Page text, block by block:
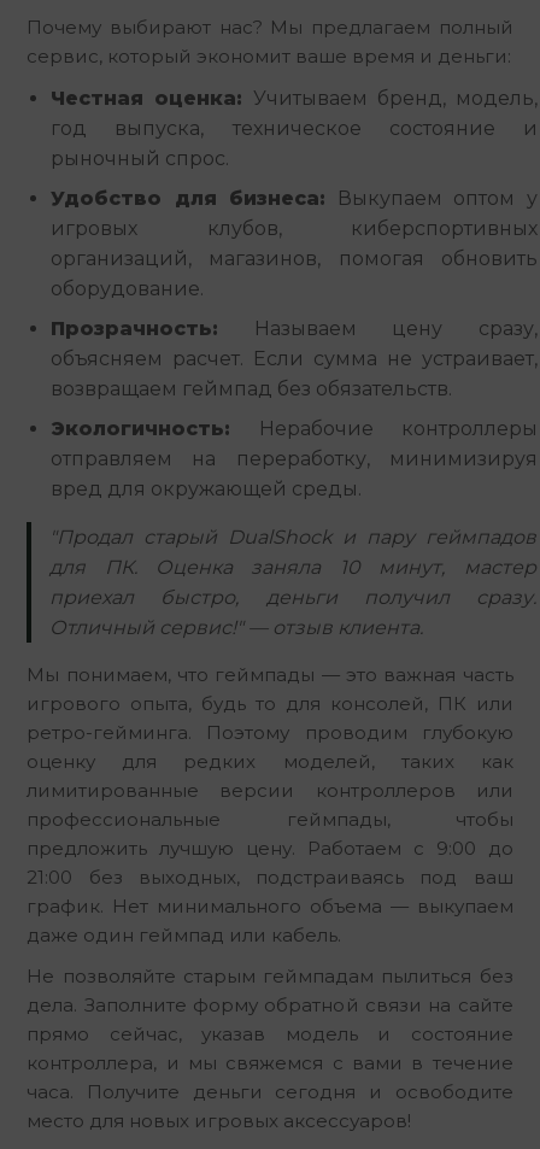
Почему выбирают нас? Мы предлагаем полный
сервис, который экономит ваше время и деньги:
Честная оценка: Учитываем бренд, модель,
год выпуска, техническое состояние и
рыночный спрос.
Удобство для бизнеса: Выкупаем оптом у
игровых клубов, киберспортивных
организаций, магазинов, помогая обновить
оборудование.
Прозрачность: Называем цену сразу,
объясняем расчет. Если сумма не устраивает,
возвращаем геймпад без обязательств.
Экологичность: Нерабочие контроллеры
отправляем на переработку, минимизируя
вред для окружающей среды.
"Продал старый DualShock и пару геймпадов
для ПК. Оценка заняла 10 минут, мастер
приехал быстро, деньги получил сразу.
Отличный сервис!" — отзыв клиента.
Мы понимаем, что геймпады — это важная часть
игрового опыта, будь то для консолей, ПК или
ретро-гейминга. Поэтому проводим глубокую
оценку для редких моделей, таких как
лимитированные версии контроллеров или
профессиональные геймпады, чтобы
предложить лучшую цену. Работаем с 9:00 до
21:00 без выходных, подстраиваясь под ваш
график. Нет минимального объема — выкупаем
даже один геймпад или кабель.
Не позволяйте старым геймпадам пылиться без
дела. Заполните форму обратной связи на сайте
прямо сейчас, указав модель и состояние
контроллера, и мы свяжемся с вами в течение
часа. Получите деньги сегодня и освободите
место для новых игровых аксессуаров!